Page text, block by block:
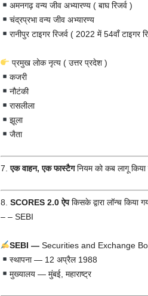
अमनगढ़ वन्य जीव अभ्यारण्य ( बाघ रिजर्व )
चंद्रप्रभा वन्य जीव अभ्यारण्य
रानीपुर टाइगर रिजर्व ( 2022 में 54वाँ टाइगर
प्रमुख लोक नृत्य ( उत्तर प्रदेश )
कजरी
नौटंकी
रासलीला
झूला
जैता
7.एक वाहन, एकफास्टैगनियम को कब लागू
8. SCORES 2.0ऐपकिसके द्वारा लॉन्च किया
– – SEBI
SEBI — Securities and Exchange
स्थापना — 12 अप्रैल 1988
मुख्यालय — मुंबई, महाराष्ट्र